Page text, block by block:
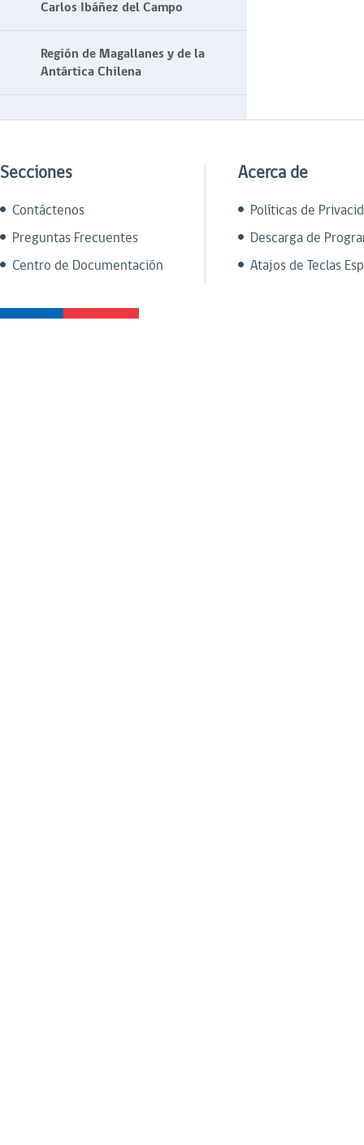
Carlos Ibáñez del Campo
Región de Magallanes y de la
Antártica Chilena
Secciones
Contáctenos
Preguntas Frecuentes
Centro de Documentación
Acerca de
Políticas de
Descarga de
Atajos de Teclas